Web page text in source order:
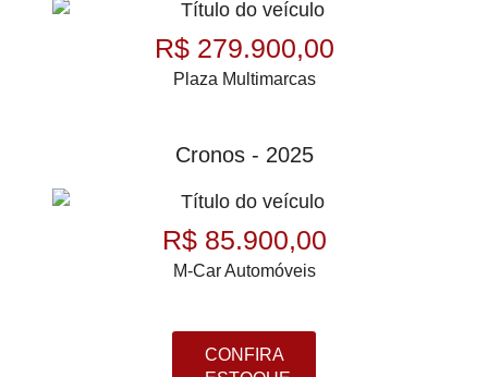
R$ 279.900,00
Plaza Multimarcas
Cronos - 2025
R$ 85.900,00
M-Car Automóveis
CONFIRA